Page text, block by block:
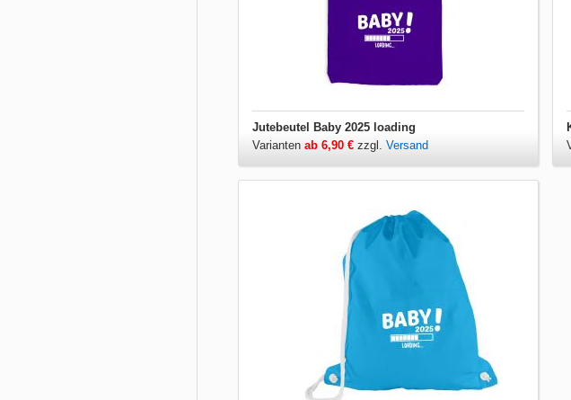
Jutebeutel Baby 2025 loading
Varianten ab 6,90 € zzgl. Versand